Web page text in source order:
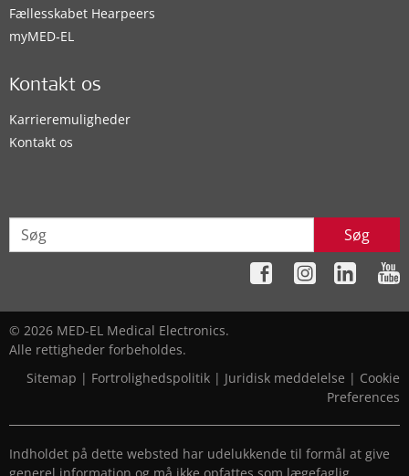
Fællesskabet Hearpeers
myMED‑EL
Kontakt os
Karrieremuligheder
Kontakt os
Søg
© 2026 MED-EL Medical Electronics.
Alle rettigheder forbeholdes.
Sitemap | Fortrolighedspolitik | Juridisk meddelelse | Cookie
Preferences
Indholdet på dette websted har udelukkende til formål at give